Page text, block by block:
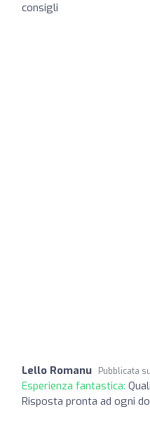
consigli
Lello Romanu Pubblicata su
Esperienza fantastica:
Risposta pronta ad ogni